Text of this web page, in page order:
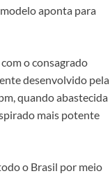
aponta para
o consagrado
desenvolvido pela
quando abastecida
mais potente
o Brasil por meio